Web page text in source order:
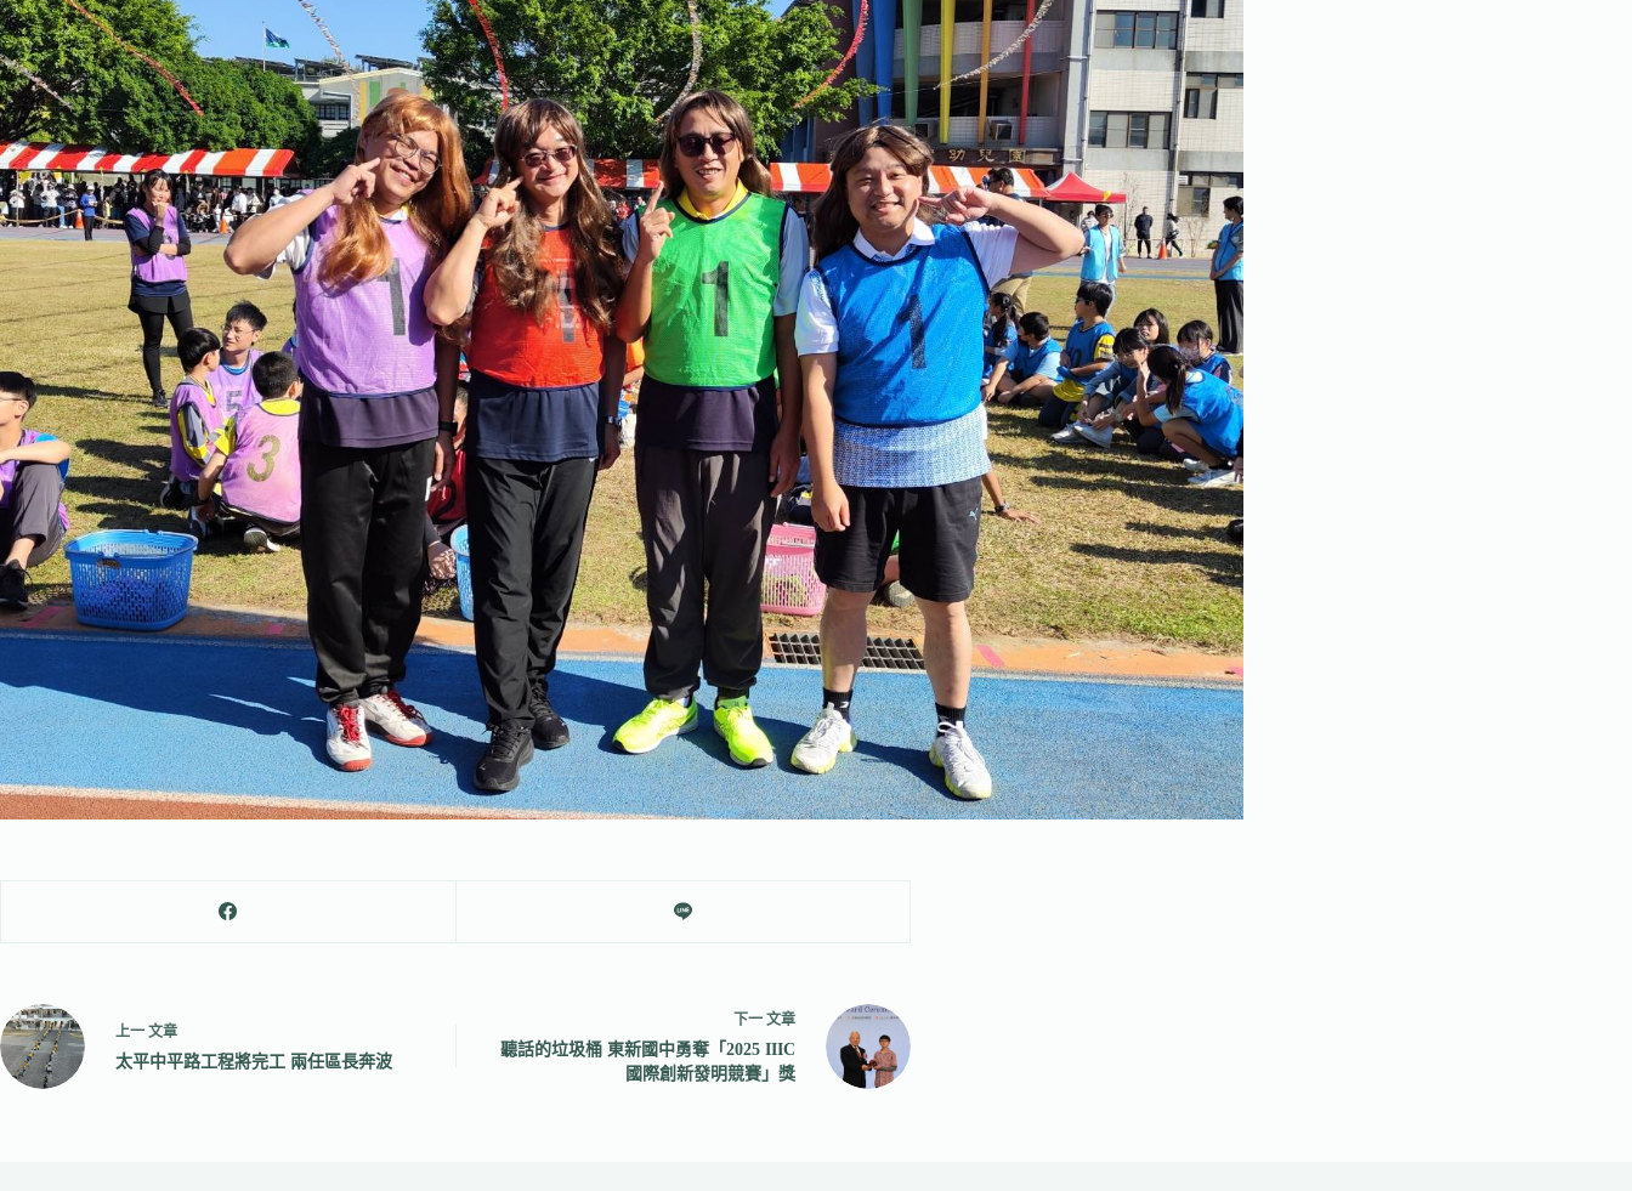
上一 文章
太平中平路工程將完工 兩任區長奔波
下一 文章
聽話的垃圾桶 東新國中勇奪「2025 IIIC
國際創新發明競賽」獎